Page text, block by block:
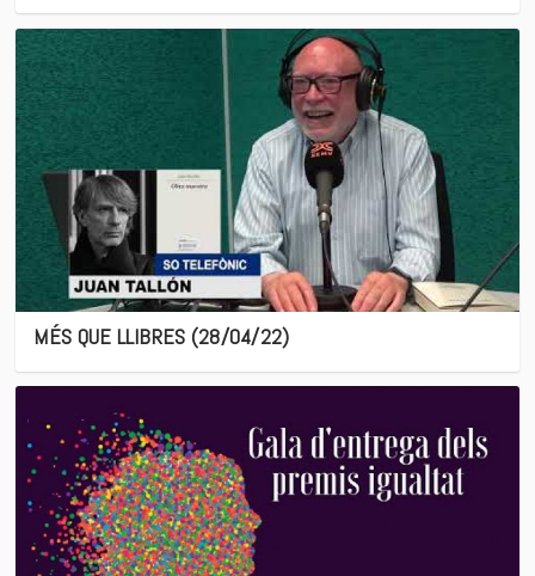
MÉS QUE LLIBRES (28/04/22)